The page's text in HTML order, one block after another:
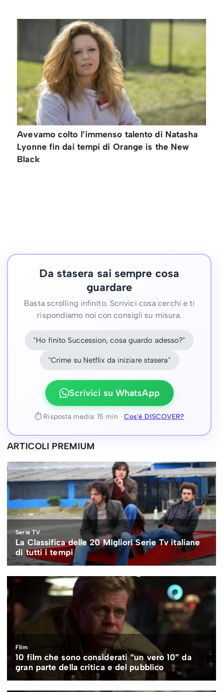
Avevamo colto l’immenso talento di Natasha
Lyonne fin dai tempi di Orange is the New
Black
Da stasera sai sempre cosa
guardare
Basta scrolling infinito. Scrivici cosa cerchi e ti
rispondiamo noi con consigli su misura.
"Ho finito Succession, cosa guardo adesso?"
"Crime su Netflix da iniziare stasera"
Scrivici su WhatsApp
⏱ Risposta media: 15 min · Cos'è DISCOVER?
ARTICOLI PREMIUM